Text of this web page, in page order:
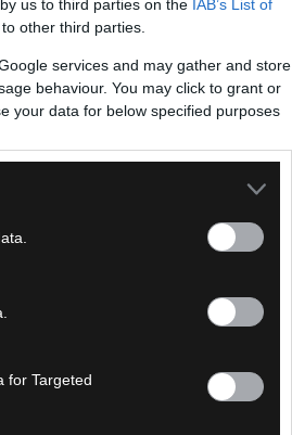
us to third parties on the IAB’s List of
other third parties.
services and may gather and store
behaviour. You may click to grant or
your data for below specified purposes
for Targeted
προηγούμενη ημέρα στην
κοινών δηλώσεων με τον
στους